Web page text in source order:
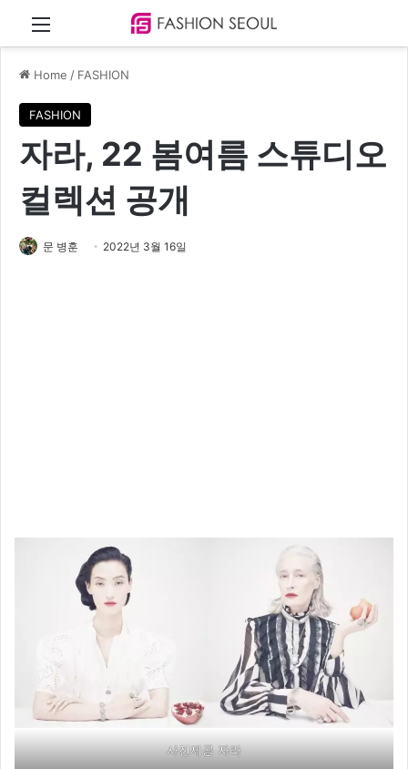
Menu
Home / FASHION
FASHION
자라, 22 봄여름 스튜디오
컬렉션 공개
문 병훈 2022년 3월 16일
사진제공 자라